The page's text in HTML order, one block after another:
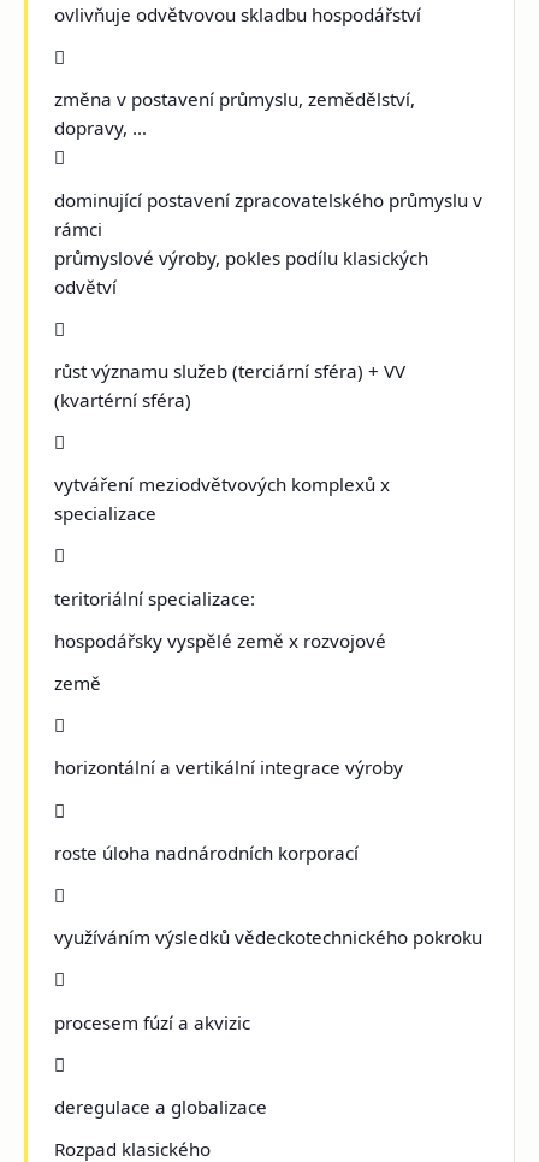
ovlivňuje odvětvovou skladbu hospodářství

změna v postavení průmyslu, zemědělství,
dopravy, …

dominující postavení zpracovatelského průmyslu v
rámci
průmyslové výroby, pokles podílu klasických
odvětví

růst významu služeb (terciární sféra) + VV
(kvartérní sféra)

vytváření meziodvětvových komplexů x
specializace

teritoriální specializace:
hospodářsky vyspělé země x rozvojové
země

horizontální a vertikální integrace výroby

roste úloha nadnárodních korporací

využíváním výsledků vědeckotechnického pokroku

procesem fúzí a akvizic

deregulace a globalizace
Rozpad klasického